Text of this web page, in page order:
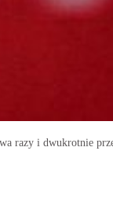
razy i dwukrotnie